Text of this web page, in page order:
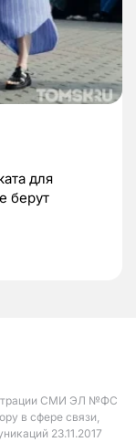
для
берут
СМИ ЭЛ №ФС
в сфере связи,
23.11.2017